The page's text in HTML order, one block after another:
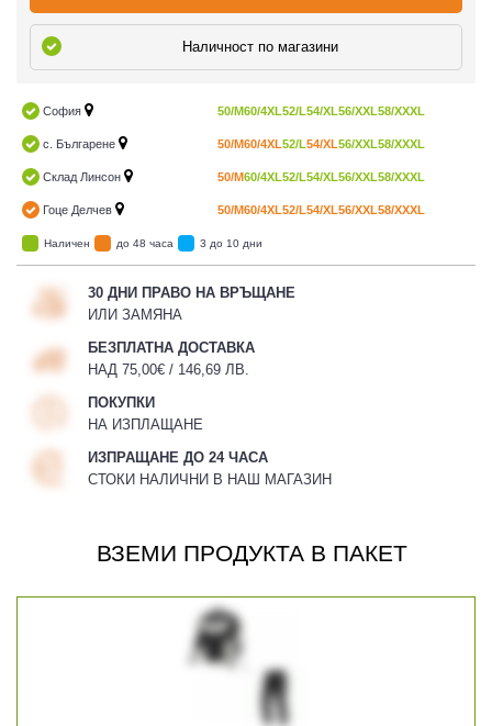
Наличност по магазини
София 50/M60/4XL52/L54/XL56/XXL58/XXXL
с. Българене 50/M60/4XL52/L54/XL56/XXL58/XXXL
Склад Линсон 50/M60/4XL52/L54/XL56/XXL58/XXXL
Гоце Делчев 50/M60/4XL52/L54/XL56/XXL58/XXXL
Наличен до 48 часа 3 до 10 дни
30 ДНИ ПРАВО НА ВРЪЩАНЕ
ИЛИ ЗАМЯНА
БЕЗПЛАТНА ДОСТАВКА
НАД 75,00€ / 146,69 ЛВ.
ПОКУПКИ
НА ИЗПЛАЩАНЕ
ИЗПРАЩАНЕ ДО 24 ЧАСА
СТОКИ НАЛИЧНИ В НАШ МАГАЗИН
ВЗЕМИ ПРОДУКТА В ПАКЕТ